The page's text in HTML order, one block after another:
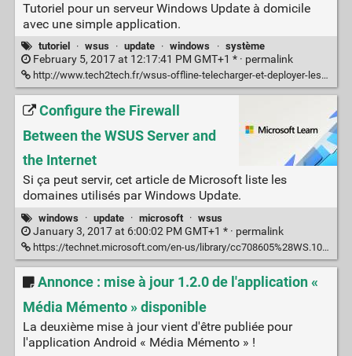
Tutoriel pour un serveur Windows Update à domicile
avec une simple application.
tutoriel · wsus · update · windows · système
February 5, 2017 at 12:17:41 PM GMT+1 * · permalink
http://www.tech2tech.fr/wsus-offline-telecharger-et-deployer-les-mises-a-jours-windows-sur-tous-vos-pc/
Configure the Firewall
Between the WSUS Server and
the Internet
Si ça peut servir, cet article de Microsoft liste les
domaines utilisés par Windows Update.
windows · update · microsoft · wsus
January 3, 2017 at 6:00:02 PM GMT+1 * · permalink
https://technet.microsoft.com/en-us/library/cc708605%28WS.10%29.aspx?f=255&MSPPError=-2147217396
Annonce : mise à jour 1.2.0 de l'application «
Média Mémento » disponible
La deuxième mise à jour vient d'être publiée pour
l'application Android « Média Mémento » !